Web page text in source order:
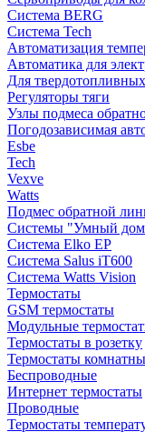
Система BERG
Система Tech
Автоматизация
Автоматика для
Для
Регуляторы тяги
Узлы подмеса
Погодозависимая
Esbe
Tech
Vexve
Watts
Подмес обратной
Системы "Умный
Система Elko EP
Система Salus iT600
Система Watts Vision
Термостаты
GSM термостаты
Модульные
Термостаты в розетку
Термостаты
Беспроводные
Интернет термостаты
Проводные
Термостаты